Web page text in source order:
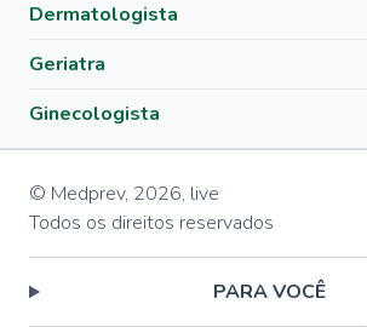
Dermatologista
Geriatra
Ginecologista
© Medprev, 2026, live
Todos os direitos reservados
PARA VOCÊ